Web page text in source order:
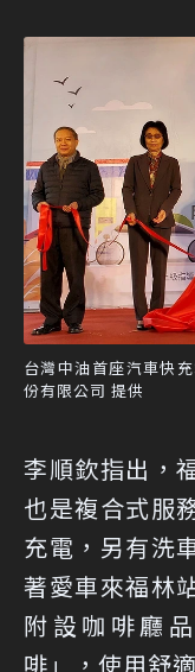
台灣中油首座汽車快
份有限公司 提供
李順欽指出，
也是複合式服
充電，另有洗
著愛車來福林
附設咖啡廳
啡」，使用舒